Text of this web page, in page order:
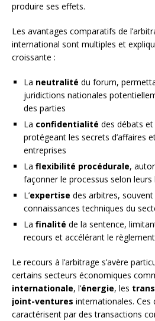
produire ses effets.
Les avantages comparatifs de
international sont multiples et
croissante :
La neutralité du forum,
juridictions nationales
des parties
La confidentialité des débats
protégeant les secrets d’affaires
entreprises
La flexibilité procédurale,
façonner le processus selon leurs
L’expertise des arbitres,
connaissances techniques du
La finalité de la sentence,
recours et accélérant le
Le recours à l’arbitrage s’avère
certains secteurs économiques
internationale, l’énergie, les
joint-ventures internationales. Ces
caractérisent par des transactions